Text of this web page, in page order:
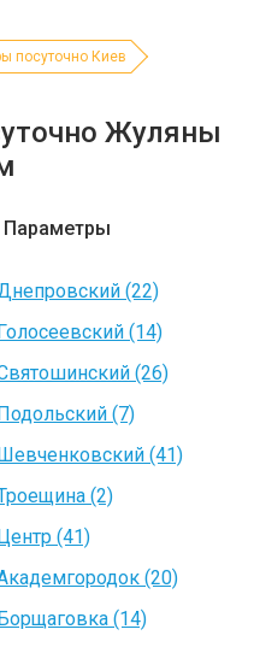
посуточно Киев
Жуляны
Параметры
(22)
Голосеевский (14)
(26)
Подольский (7)
Шевченковский (41)
(2)
Центр (41)
(20)
Борщаговка (14)